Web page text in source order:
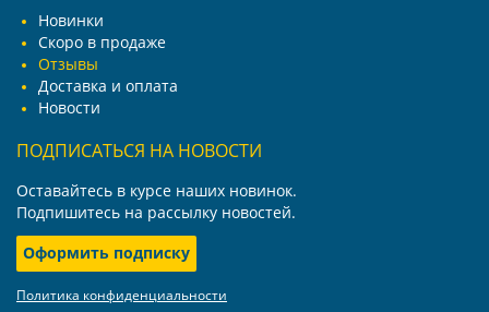
Новинки
Скоро в продаже
Отзывы
Доставка и оплата
Новости
ПОДПИСАТЬСЯ НА НОВОСТИ
Оставайтесь в курсе наших новинок.
Подпишитесь на рассылку новостей.
Оформить подписку
Политика конфиденциальности